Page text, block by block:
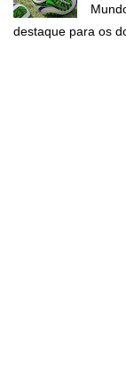
destaque para os